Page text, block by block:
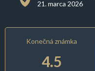
21. marca 2026
Konečná známka
4.5